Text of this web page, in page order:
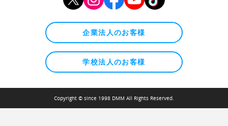
企業法人のお客様
学校法人のお客様
Copyright © since 1998 DMM All Rights Reserved.